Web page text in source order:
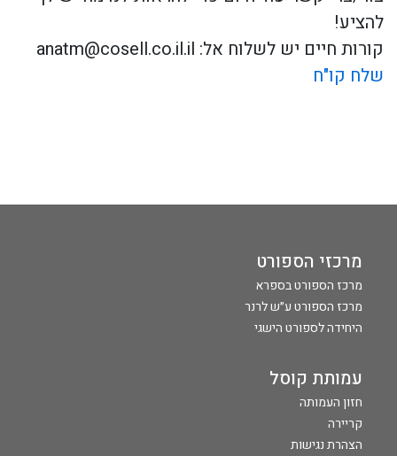
להציע!
קורות חיים יש לשלוח אל: anatm@cosell.co.il.il
שלח קו"ח
מרכזי הספורט
מרכז הספורט בספרא
מרכז הספורט ע״ש לרנר
היחידה לספורט הישגי
עמותת קוסל
חזון העמותה
קריירה
הצהרת נגישות